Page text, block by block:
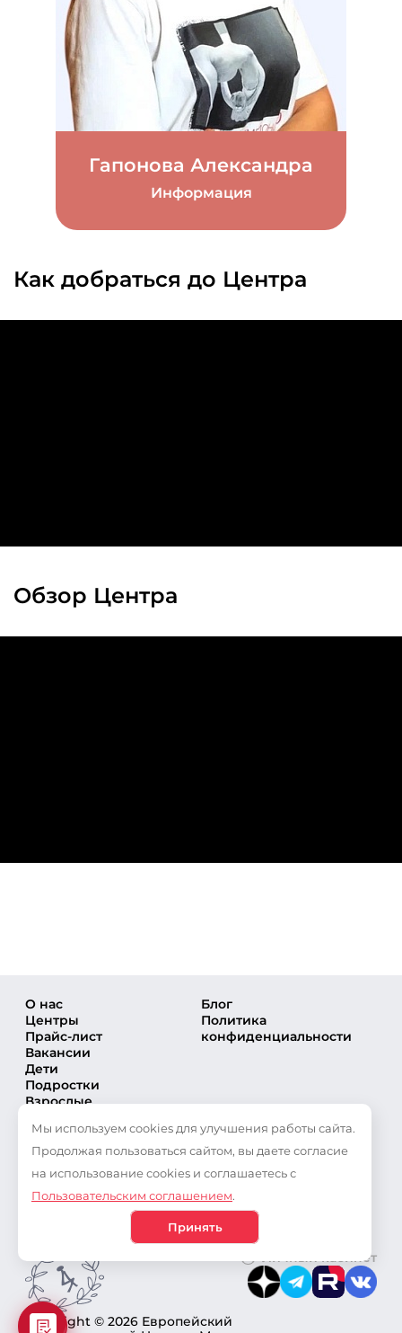
Гапонова Александра
Информация
Как добраться до Центра
Обзор Центра
О нас
Центры
Прайс-лист
Вакансии
Дети
Подростки
Взрослые
Секции
Тренеры
Частые вопросы
Новости
Блог
Политика
конфиденциальности
Личный кабинет
Copyright © 2026 Европейский
Мы используем cookies для улучшения работы сайта.
Продолжая пользоваться сайтом, вы даете согласие
на использование cookies и соглашаетесь с
Пользовательским соглашением.
Принять